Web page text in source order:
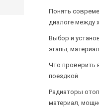
Понять
диалоге между
Выбор и
этапы,
Что проверить
поездкой
Радиаторы
материал,